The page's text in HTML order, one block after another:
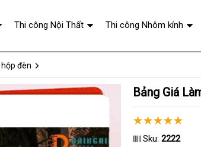
đèn
Bảng Giá
Sku: 2222
Thi công Nội Thất Thi công Nhôm kính